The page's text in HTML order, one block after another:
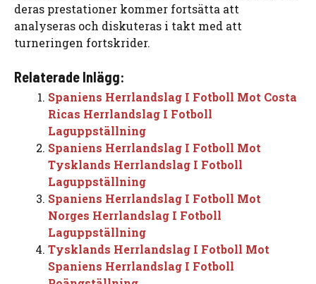
deras prestationer kommer fortsätta att
analyseras och diskuteras i takt med att
turneringen fortskrider.
Relaterade Inlägg:
Spaniens Herrlandslag I Fotboll Mot Costa
Ricas Herrlandslag I Fotboll
Laguppställning
Spaniens Herrlandslag I Fotboll Mot
Tysklands Herrlandslag I Fotboll
Laguppställning
Spaniens Herrlandslag I Fotboll Mot
Norges Herrlandslag I Fotboll
Laguppställning
Tysklands Herrlandslag I Fotboll Mot
Spaniens Herrlandslag I Fotboll